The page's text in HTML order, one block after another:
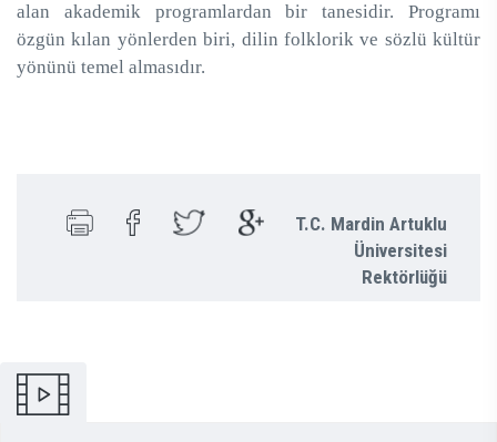
alan akademik programlardan bir tanesidir. Programı
özgün kılan yönlerden biri, dilin folklorik ve sözlü kültür
yönünü temel almasıdır.
T.C. Mardin Artuklu
Üniversitesi
Rektörlüğü